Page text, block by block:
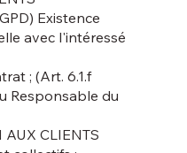
Existence
avec l'intéressé
; (Art. 6.1.f
Responsable du
AUX CLIENTS